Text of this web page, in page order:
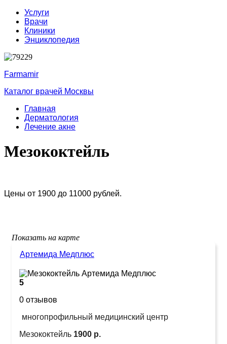
Услуги
Врачи
Клиники
Энциклопедия
Farmamir
Каталог врачей Москвы
Главная
Дерматология
Лечение акне
Мезококтейль
Цены от 1900 до 11000 рублей.
Показать на карте
Артемида Медплюс
5
0 отзывов
многопрофильный медицинский центр
Мезококтейль 1900 р.